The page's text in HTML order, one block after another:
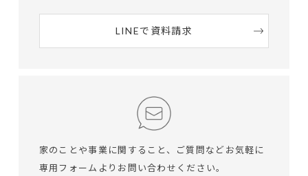
LINEで資料請求
家のことや事業に関すること、ご質問など お気軽に
専用フォームよりお問い合わせください。